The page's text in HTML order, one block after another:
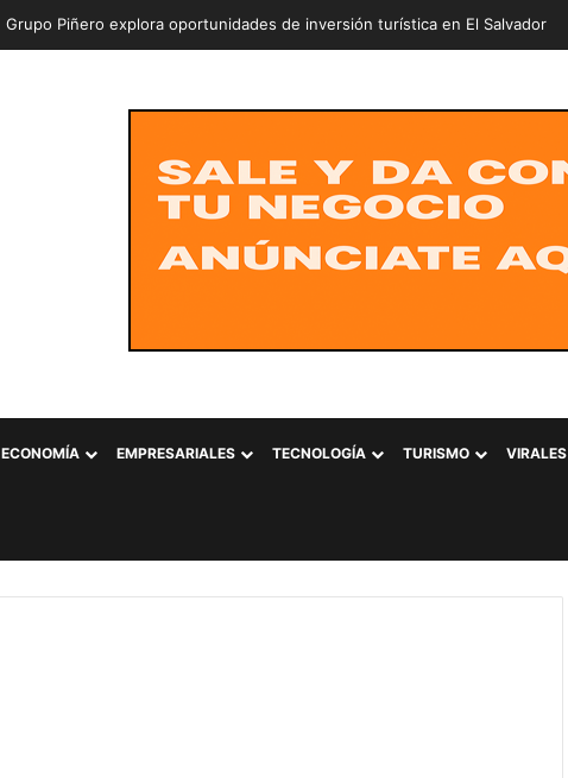
Grupo Piñero explora oportunidades de inversión turística en El Salvador
ECONOMÍA EMPRESARIALES TECNOLOGÍA TURISMO VIRALES